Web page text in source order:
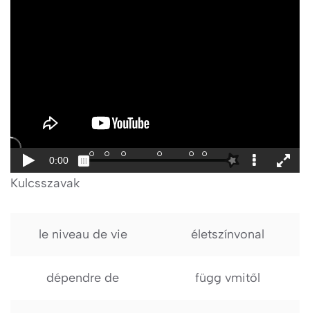
Kulcsszavak
le niveau de vie életszínvonal
dépendre de függ vmitől